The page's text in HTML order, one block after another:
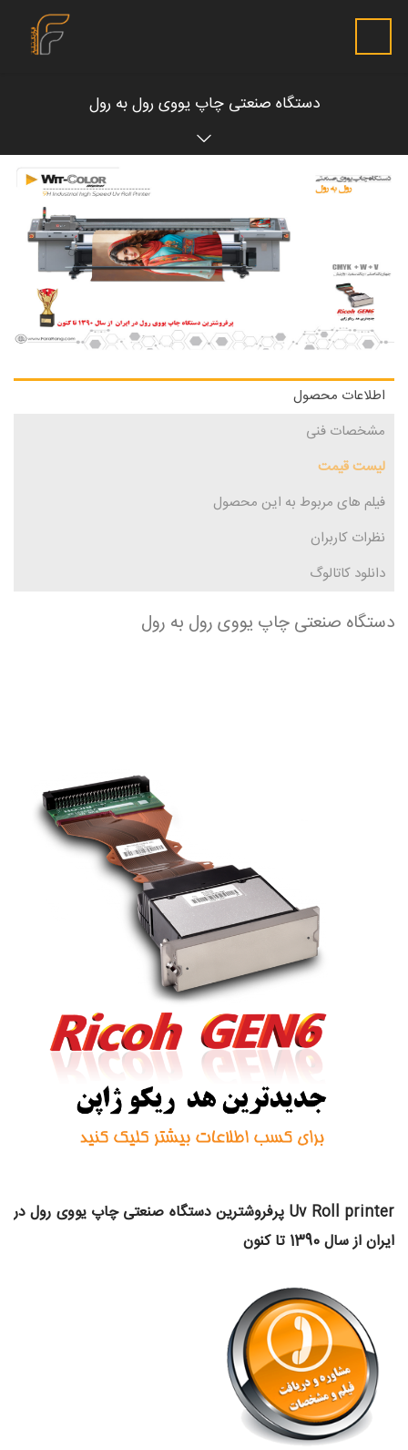
دستگاه صنعتی چاپ یووی رول به رول
اطلاعات محصول
مشخصات فنی
لیست قیمت
فیلم های مربوط به این محصول
نظرات کاربران
دانلود کاتالوگ
دستگاه صنعتی چاپ یووی رول به رول
Uv Roll printer پرفروشترین دستگاه صنعتی چاپ یووی رول در
ایران از سال 1390 تا کنون